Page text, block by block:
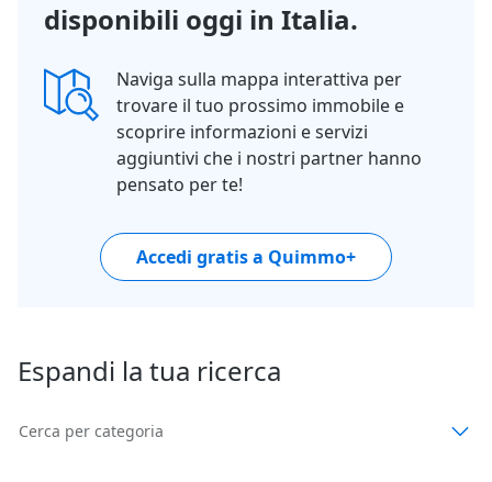
disponibili oggi in Italia.
Naviga sulla mappa interattiva per
trovare il tuo prossimo immobile e
scoprire informazioni e servizi
aggiuntivi che i nostri partner hanno
pensato per te!
Accedi gratis a Quimmo+
Espandi la tua ricerca
Cerca per categoria